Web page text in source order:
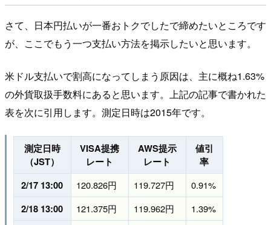
さて、日本円払いが一番おトクでしたで締めたいところです
が、ここでもう一つ支払い方法を掲示したいと思います。
米ドル支払いで割高になってしまう原因は、主に概ね1.63%
の外貨取扱手数料にあると思います。上記の記事で書かれた
表を次に引用します。測定日時は2015年です。
測定日時
（JST）
VISA提携
レート
AWS提示
レート
値引
率
2/17 13:00
120.826円 119.727円 0.91%
2/18 13:00 121.375円 119.962円 1.39%